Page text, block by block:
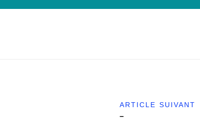
ARTICLE SUIVANT
–